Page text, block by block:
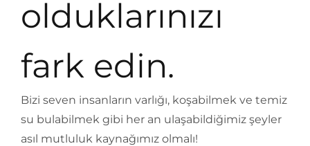
olduklarınızı
fark edin.
Bizi seven insanların varlığı, koşabilmek ve temiz
su bulabilmek gibi her an ulaşabildiğimiz şeyler
asıl mutluluk kaynağımız olmalı!